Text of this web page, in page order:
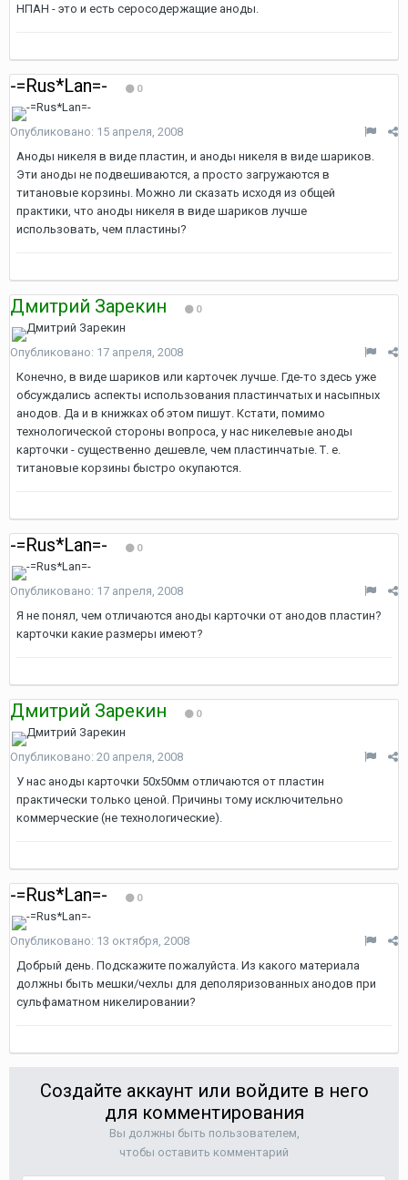
НПАН - это и есть серосодержащие аноды.
-=Rus*Lan=- 0
Опубликовано: 15 апреля, 2008
Аноды никеля в виде пластин, и аноды никеля в виде шариков.
Эти аноды не подвешиваются, а просто загружаются в
титановые корзины. Можно ли сказать исходя из общей
практики, что аноды никеля в виде шариков лучше
использовать, чем пластины?
Дмитрий Зарекин 0
Опубликовано: 17 апреля, 2008
Конечно, в виде шариков или карточек лучше. Где-то здесь уже
обсуждались аспекты использования пластинчатых и насыпных
анодов. Да и в книжках об этом пишут. Кстати, помимо
технологической стороны вопроса, у нас никелевые аноды
карточки - существенно дешевле, чем пластинчатые. Т. е.
титановые корзины быстро окупаются.
-=Rus*Lan=- 0
Опубликовано: 17 апреля, 2008
Я не понял, чем отличаются аноды карточки от анодов пластин?
карточки какие размеры имеют?
Дмитрий Зарекин 0
Опубликовано: 20 апреля, 2008
У нас аноды карточки 50х50мм отличаются от пластин
практически только ценой. Причины тому исключительно
коммерческие (не технологические).
-=Rus*Lan=- 0
Опубликовано: 13 октября, 2008
Добрый день. Подскажите пожалуйста. Из какого материала
должны быть мешки/чехлы для деполяризованных анодов при
сульфаматном никелировании?
Создайте аккаунт или войдите в него
для комментирования
Вы должны быть пользователем,
чтобы оставить комментарий